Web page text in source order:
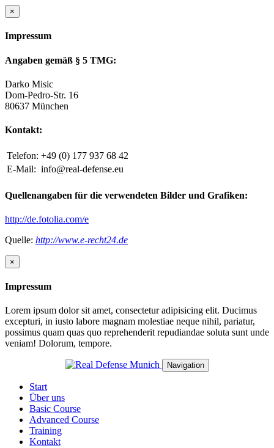
×
Impressum
Angaben gemäß § 5 TMG:
Darko Misic
Dom-Pedro-Str. 16
80637 München
Kontakt:
Telefon: +49 (0) 177 937 68 42
E-Mail: info@real-defense.eu
Quellenangaben für die verwendeten Bilder und Grafiken:
http://de.fotolia.com/e
Quelle: http://www.e-recht24.de
×
Impressum
Lorem ipsum dolor sit amet, consectetur adipisicing elit. Ducimus
excepturi, in iusto labore magnam molestiae neque nihil, pariatur,
possimus quam quas quo reprehenderit repudiandae soluta sunt unde
veniam! Dolorum, tempore.
Navigation
Start
Über uns
Basic Course
Advanced Course
Training
Kontakt